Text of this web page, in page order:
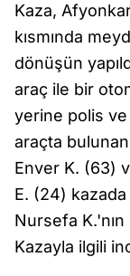
Kaza,
kısmında
dönüşün
araç ile bir
yerine polis ve
araçta
Enver K. (63)
E. (24) kazada
Nursefa
Kazayla ilgili